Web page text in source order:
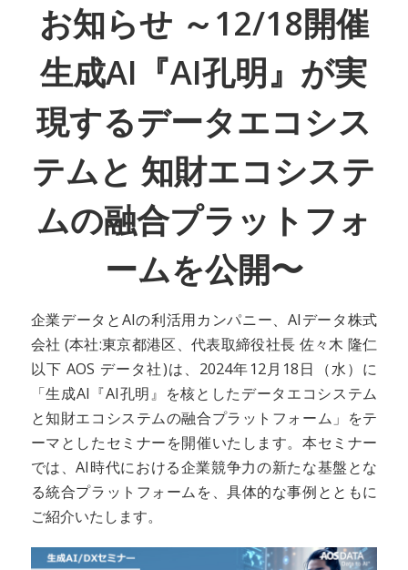
お知らせ ～12/18開催
生成AI『AI孔明』が実
現するデータエコシス
テムと 知財エコシステ
ムの融合プラットフォ
ームを公開〜
企業データとAIの利活用カンパニー、AIデータ株式
会社 (本社:東京都港区、代表取締役社長 佐々木 隆仁
以下 AOS データ社)は、2024年12月18日（水）に
「生成AI『AI孔明』を核としたデータエコシステム
と知財エコシステムの融合プラットフォーム」をテ
ーマとしたセミナーを開催いたします。本セミナー
では、AI時代における企業競争力の新たな基盤とな
る統合プラットフォームを、具体的な事例とともに
ご紹介いたします。